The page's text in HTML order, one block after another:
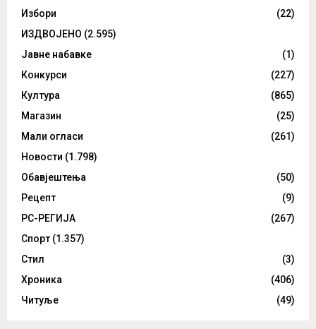
Избори
(22)
ИЗДВОЈЕНО (2.595)
Јавне набавке
(1)
Конкурси
(227)
Култура
(865)
Магазин
(25)
Мали огласи
(261)
Новости (1.798)
Обавјештења
(50)
Рецепт
(9)
РС-РЕГИЈА
(267)
Спорт (1.357)
Стил
(3)
Хроника
(406)
Читуље
(49)